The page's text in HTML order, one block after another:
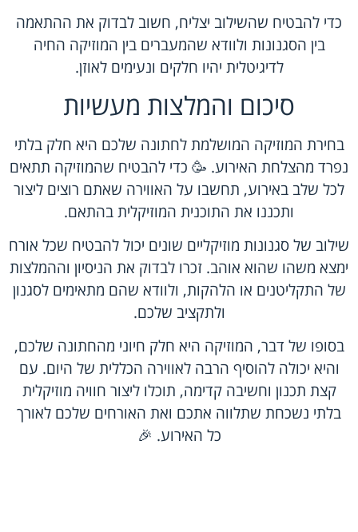
כדי להבטיח שהשילוב יצליח, חשוב לבדוק את ההתאמה
בין הסגנונות ולוודא שהמעברים בין המוזיקה החיה
לדיגיטלית יהיו חלקים ונעימים לאוזן.
סיכום והמלצות מעשיות
בחירת המוזיקה המושלמת לחתונה שלכם היא חלק בלתי
נפרד מהצלחת האירוע. 🥳 כדי להבטיח שהמוזיקה תתאים
לכל שלב באירוע, תחשבו על האווירה שאתם רוצים ליצור
ותכננו את התוכנית המוזיקלית בהתאם.
שילוב של סגנונות מוזיקליים שונים יכול להבטיח שכל אורח
ימצא משהו שהוא אוהב. זכרו לבדוק את הניסיון וההמלצות
של התקליטנים או הלהקות, ולוודא שהם מתאימים לסגנון
ולתקציב שלכם.
בסופו של דבר, המוזיקה היא חלק חיוני מהחתונה שלכם,
והיא יכולה להוסיף הרבה לאווירה הכללית של היום. עם
קצת תכנון וחשיבה קדימה, תוכלו ליצור חוויה מוזיקלית
בלתי נשכחת שתלווה אתכם ואת האורחים שלכם לאורך
כל האירוע. 🎉